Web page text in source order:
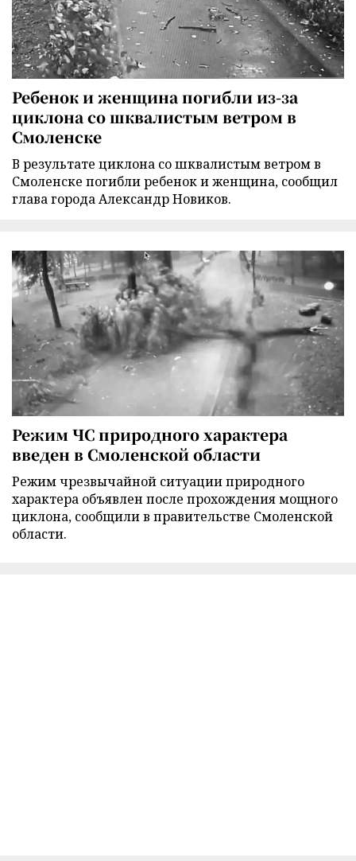
Ребенок и женщина погибли из-за
циклона со шквалистым ветром в
Смоленске
В результате циклона со шквалистым ветром в
Смоленске погибли ребенок и женщина, сообщил
глава города Александр Новиков.
Режим ЧС природного характера
введен в Смоленской области
Режим чрезвычайной ситуации природного
характера объявлен после прохождения мощного
циклона, сообщили в правительстве Смоленской
области.